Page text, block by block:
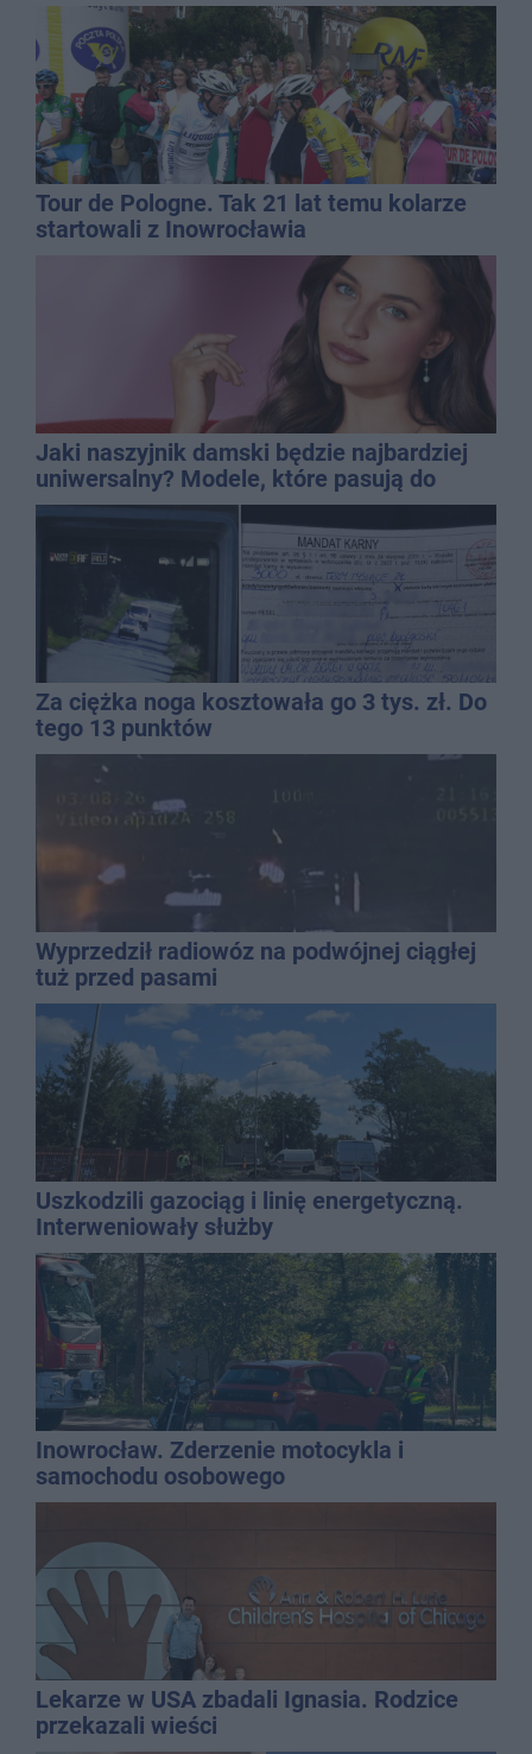
Tour de Pologne. Tak 21 lat temu kolarze
startowali z Inowrocławia
Jaki naszyjnik damski będzie najbardziej
uniwersalny? Modele, które pasują do
wielu stylizacji
Za ciężka noga kosztowała go 3 tys. zł. Do
tego 13 punktów
Wyprzedził radiowóz na podwójnej ciągłej
tuż przed pasami
Uszkodzili gazociąg i linię energetyczną.
Interweniowały służby
Inowrocław. Zderzenie motocykla i
samochodu osobowego
Lekarze w USA zbadali Ignasia. Rodzice
przekazali wieści